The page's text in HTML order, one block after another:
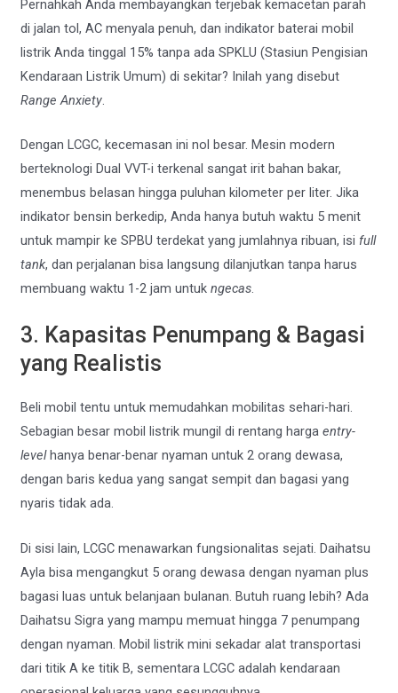
Pernahkah Anda membayangkan terjebak kemacetan parah
di jalan tol, AC menyala penuh, dan indikator baterai mobil
listrik Anda tinggal 15% tanpa ada SPKLU (Stasiun Pengisian
Kendaraan Listrik Umum) di sekitar? Inilah yang disebut
Range Anxiety.
Dengan LCGC, kecemasan ini nol besar. Mesin modern
berteknologi Dual VVT-i terkenal sangat irit bahan bakar,
menembus belasan hingga puluhan kilometer per liter. Jika
indikator bensin berkedip, Anda hanya butuh waktu 5 menit
untuk mampir ke SPBU terdekat yang jumlahnya ribuan, isi full
tank, dan perjalanan bisa langsung dilanjutkan tanpa harus
membuang waktu 1-2 jam untuk ngecas.
3. Kapasitas Penumpang & Bagasi
yang Realistis
Beli mobil tentu untuk memudahkan mobilitas sehari-hari.
Sebagian besar mobil listrik mungil di rentang harga entry-
levelhanya benar-benar nyaman untuk 2 orang dewasa,
dengan baris kedua yang sangat sempit dan bagasi yang
nyaris tidak ada.
Di sisi lain, LCGC menawarkan fungsionalitas sejati. Daihatsu
Ayla bisa mengangkut 5 orang dewasa dengan nyaman plus
bagasi luas untuk belanjaan bulanan. Butuh ruang lebih? Ada
Daihatsu Sigra yang mampu memuat hingga 7 penumpang
dengan nyaman. Mobil listrik mini sekadar alat transportasi
dari titik A ke titik B, sementara LCGC adalah kendaraan